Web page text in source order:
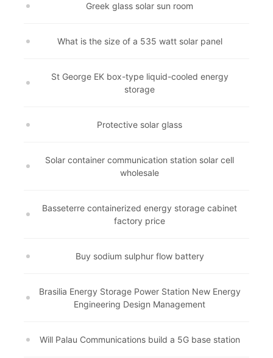
Greek glass solar sun room
What is the size of a 535 watt solar panel
St George EK box-type liquid-cooled energy
storage
Protective solar glass
Solar container communication station solar cell
wholesale
Basseterre containerized energy storage cabinet
factory price
Buy sodium sulphur flow battery
Brasilia Energy Storage Power Station New Energy
Engineering Design Management
Will Palau Communications build a 5G base station